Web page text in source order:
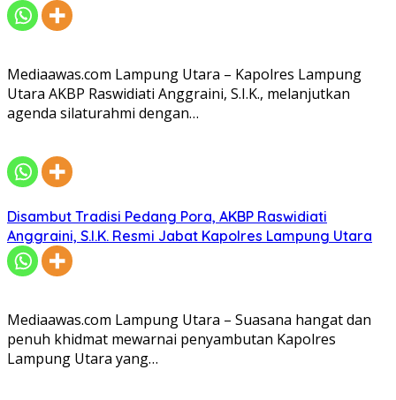
Mediaawas.com Lampung Utara – Kapolres Lampung
Utara AKBP Raswidiati Anggraini, S.I.K., melanjutkan
agenda silaturahmi dengan…
Disambut Tradisi Pedang Pora, AKBP Raswidiati
Anggraini, S.I.K. Resmi Jabat Kapolres Lampung Utara
Mediaawas.com Lampung Utara – Suasana hangat dan
penuh khidmat mewarnai penyambutan Kapolres
Lampung Utara yang…